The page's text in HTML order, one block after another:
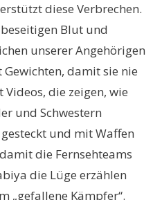
diese Verbrechen.
Blut und
unserer Angehörigen
damit sie nie
die zeigen, wie
und Schwestern
und mit Waffen
die Fernsehteams
die Lüge erzählen
„gefallene Kämpfer“.